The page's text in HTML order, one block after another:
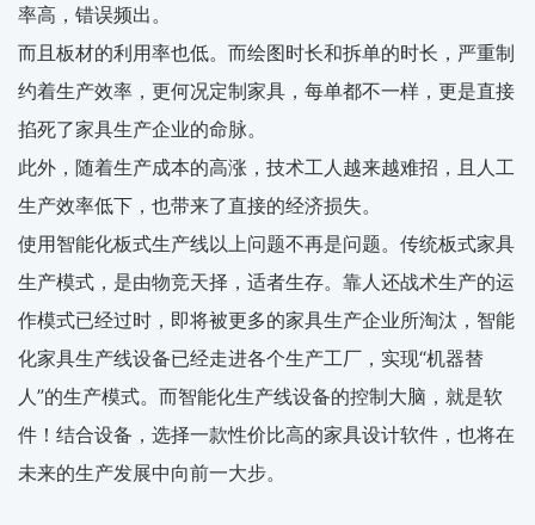
率高，错误频出。
而且板材的利用率也低。而绘图时长和拆单的时长，严重制
约着生产效率，更何况定制家具，每单都不一样，更是直接
掐死了家具生产企业的命脉。
此外，随着生产成本的高涨，技术工人越来越难招，且人工
生产效率低下，也带来了直接的经济损失。
使用智能化板式生产线以上问题不再是问题。传统板式家具
生产模式，是由物竞天择，适者生存。靠人还战术生产的运
作模式已经过时，即将被更多的家具生产企业所淘汰，智能
化家具生产线设备已经走进各个生产工厂，实现“机器替
人”的生产模式。而智能化生产线设备的控制大脑，就是软
件！结合设备，选择一款性价比高的家具设计软件，也将在
未来的生产发展中向前一大步。